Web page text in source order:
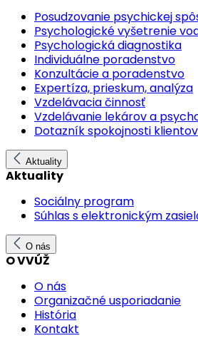
Posudzovanie psychickej
Psychologické vyšetrenie
Psychologická diagnostika
Individuálne poradenstvo
Konzultácie a poradenstvo
Expertíza, prieskum, analýza
Vzdelávacia činnosť
Vzdelávanie lekárov a
Dotazník spokojnosti klientov
Aktuality
Aktuality
Sociálny program
Súhlas s elektronickým
O nás
O VVÚŽ
O nás
Organizačné usporiadanie
História
Kontakt